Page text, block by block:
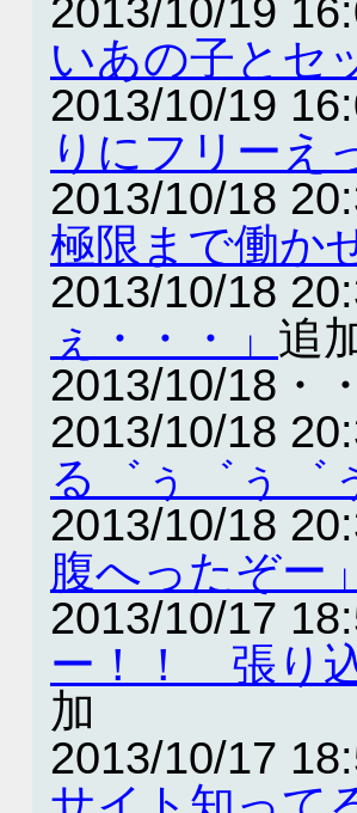
2013/10/19
いあの子とセ
2013/10/19
りにフリーえ
2013/10/18
極限まで働か
2013/10/18
ぇ・・・」 追
2013/10/18・
2013/10/18
る゛ぅ゛ぅ゛
2013/10/18
腹へったぞー」
2013/10/17
ー！！ 張り
加
2013/10/17